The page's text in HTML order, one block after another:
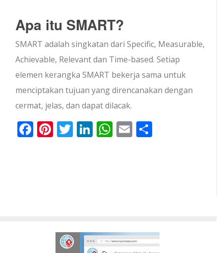
Apa itu SMART?
SMART adalah singkatan dari Specific, Measurable,
Achievable, Relevant dan Time-based. Setiap
elemen kerangka SMART bekerja sama untuk
menciptakan tujuan yang direncanakan dengan
cermat, jelas, dan dapat dilacak.
Facebook
Pinterest
Twitter
LinkedIn
WhatsApp
Email